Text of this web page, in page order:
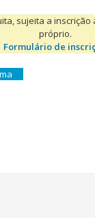
sujeita a
próprio.
Formulário de